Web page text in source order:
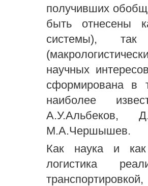
получивших
быть отнесены
системы), так
научных
сформирована в
наиболее
А.У.Альбеков,
М.А.Чершышев.
Как наука и как
логистика